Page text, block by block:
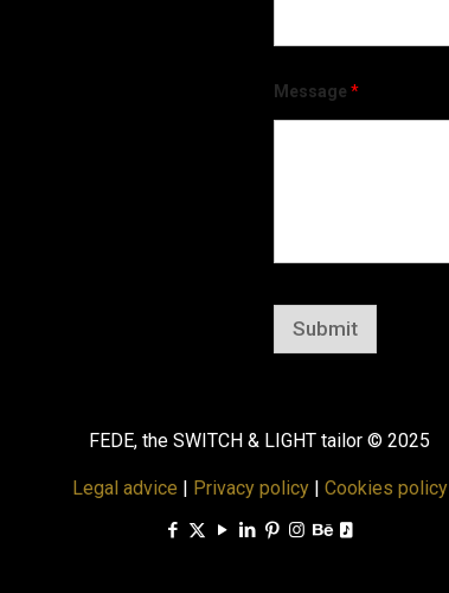
Message *
Submit
FEDE, the SWITCH & LIGHT tailor © 2025
Legal advice | Privacy policy| Cookies policy